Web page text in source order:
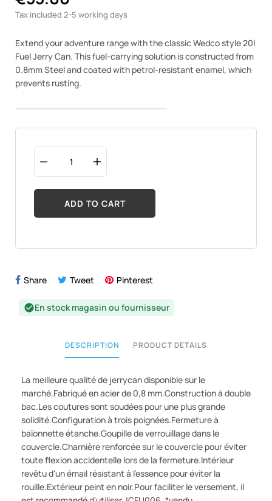
Tax included 2-5 working days
Extend your adventure range with the classic Wedco style 20l
Fuel Jerry Can. This fuel-carrying solution is constructed from
0.8mm Steel and coated with petrol-resistant enamel, which
prevents rusting.
ADD TO CART
Share Tweet Pinterest
check_circleEn stock magasin ou fournisseur
DESCRIPTION PRODUCT DETAILS
La meilleure qualité de jerrycan disponible sur le
marché.Fabriqué en acier de 0,8 mm.Construction à double
bac.Les coutures sont soudées pour une plus grande
solidité.Configuration à trois poignées.Fermeture à
baïonnette étanche.Goupille de verrouillage dans le
couvercle.Charnière renforcée sur le couvercle pour éviter
toute flexion accidentelle lors de la fermeture.Intérieur
revêtu d'un émail résistant à l'essence pour éviter la
rouille.Extérieur peint en noir.Pour faciliter le versement, il